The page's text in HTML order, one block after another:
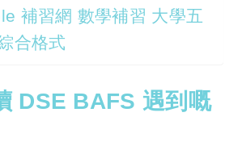
補習網 數學補習 大學五
合格式
DSE BAFS 遇到 嘅